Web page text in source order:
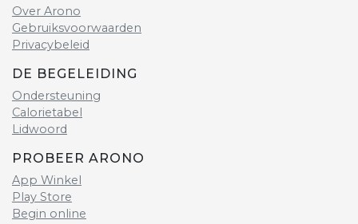
Over Arono
Gebruiksvoorwaarden
Privacybeleid
DE BEGELEIDING
Ondersteuning
Calorietabel
Lidwoord
PROBEER ARONO
App Winkel
Play Store
Begin online